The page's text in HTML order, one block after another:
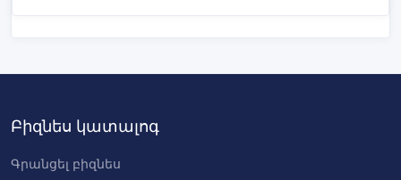
Բիզնես կատալոգ
Գրանցել բիզնես